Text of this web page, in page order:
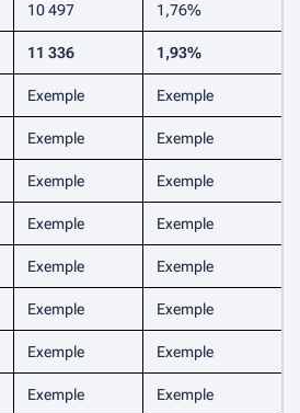
10 497 1,76%
11 336 1,93%
Exemple Exemple
Exemple Exemple
Exemple Exemple
Exemple Exemple
Exemple Exemple
Exemple Exemple
Exemple Exemple
Exemple Exemple